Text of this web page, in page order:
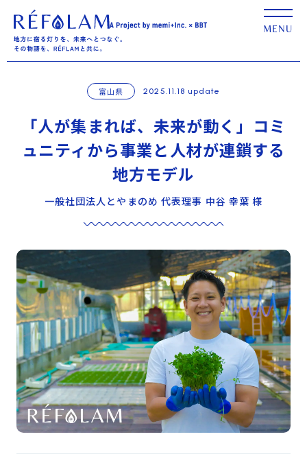
富山県 2025.11.18 update
「人が集まれば、未来が動く」コミ
ュニティから事業と人材が連鎖する
地方モデル
一般社団法人とやまのめ 代表理事 中谷 幸葉 様